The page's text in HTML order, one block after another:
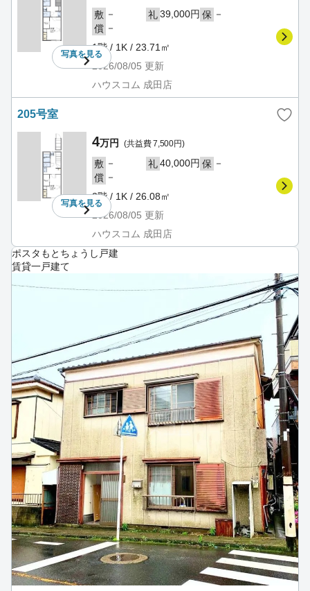
写真を見る
敷 － 礼39,000円 保 －
償 －
1階 / 1K / 23.71㎡
2026/08/05 更新
ハウスコム 成田店
205号室
写真を見る
4万円 (共益費 7,500円)
敷 － 礼40,000円 保 －
償 －
2階 / 1K / 26.08㎡
2026/08/05 更新
ハウスコム 成田店
ポスタもとちょうし戸建
賃貸一戸建て